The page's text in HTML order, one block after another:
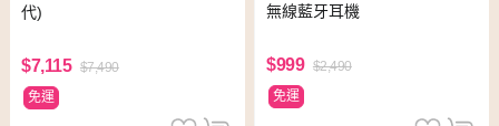
代)
$7,115 $7,490
免運
無線藍牙耳機
$999 $2,490
免運